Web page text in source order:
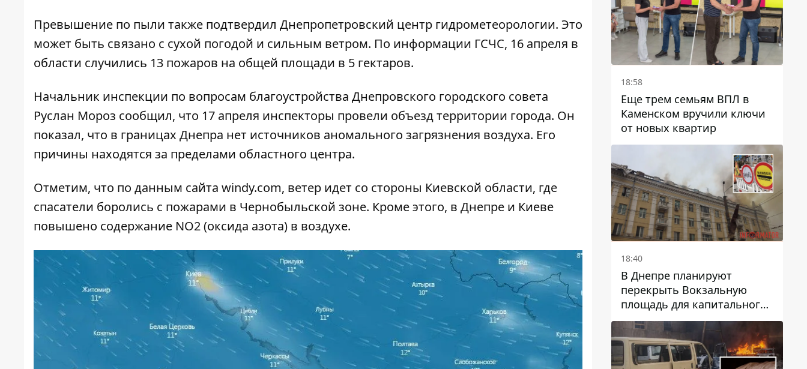
Превышение по пыли также подтвердил Днепропетровский центр гидрометеорологии. Это
может быть связано с сухой погодой и сильным ветром. По информации ГСЧС, 16 апреля в
области случились 13 пожаров на общей площади в 5 гектаров.
Начальник инспекции по вопросам благоустройства Днепровского городского совета
Руслан Мороз сообщил, что 17 апреля инспекторы провели объезд территории города. Он
показал, что в границах Днепра нет источников аномального загрязнения воздуха. Его
причины находятся за пределами областного центра.
Отметим, что по данным сайта windy.com, ветер идет со стороны Киевской области, где
спасатели боролись с пожарами в Чернобыльской зоне. Кроме этого, в Днепре и Киеве
повышено содержание NO2 (оксида азота) в воздухе.
18:58
Еще трем семьям ВПЛ в
Каменском вручили ключи
от новых квартир
18:40
В Днепре планируют
перекрыть Вокзальную
площадь для капитального
ремонта дома, в который
попала вражеская ракета:
какие сроки